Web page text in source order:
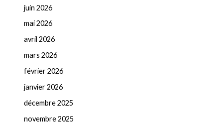
juin 2026
mai 2026
avril 2026
mars 2026
février 2026
janvier 2026
décembre 2025
novembre 2025